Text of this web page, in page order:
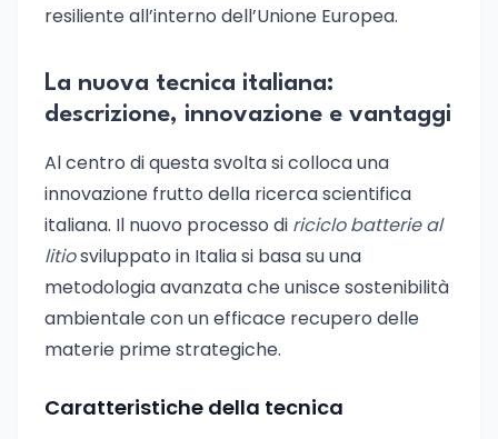
resiliente all’interno dell’Unione Europea.
La nuova tecnica italiana:
descrizione, innovazione e vantaggi
Al centro di questa svolta si colloca una
innovazione frutto della ricerca scientifica
italiana. Il nuovo processo di riciclo batterie al
litiosviluppato in Italia si basa su una
metodologia avanzata che unisce sostenibilità
ambientale con un efficace recupero delle
materie prime strategiche.
Caratteristiche della tecnica